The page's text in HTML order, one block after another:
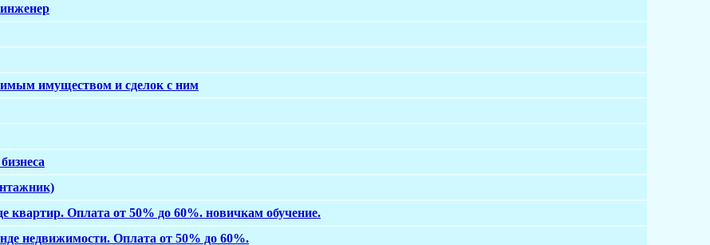
имуществом и сделок с ним
квартир. Оплата от 50% до 60%. новичкам обучение.
недвижимости. Оплата от 50% до 60%.